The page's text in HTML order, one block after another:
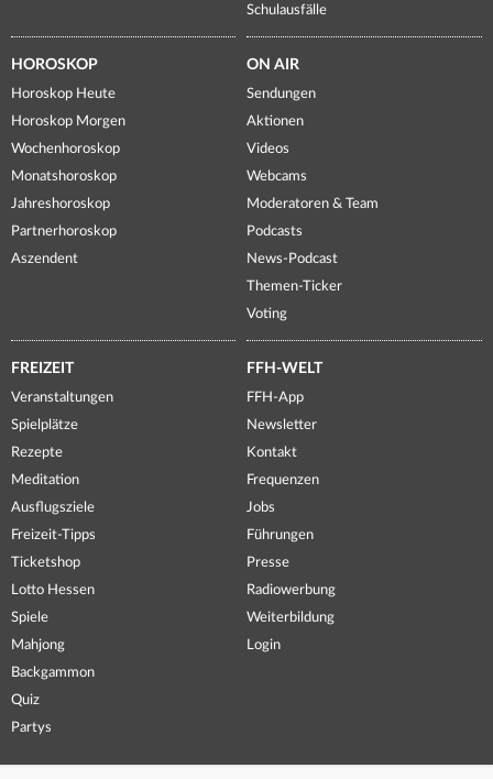
Schulausfälle
HOROSKOP
Horoskop Heute
Horoskop Morgen
Wochenhoroskop
Monatshoroskop
Jahreshoroskop
Partnerhoroskop
Aszendent
ON AIR
Sendungen
Aktionen
Videos
Webcams
Moderatoren & Team
Podcasts
News-Podcast
Themen-Ticker
Voting
FREIZEIT
Veranstaltungen
Spielplätze
Rezepte
Meditation
Ausflugsziele
Freizeit-Tipps
Ticketshop
Lotto Hessen
Spiele
Mahjong
Backgammon
Quiz
Partys
FFH-WELT
FFH-App
Newsletter
Kontakt
Frequenzen
Jobs
Führungen
Presse
Radiowerbung
Weiterbildung
Login